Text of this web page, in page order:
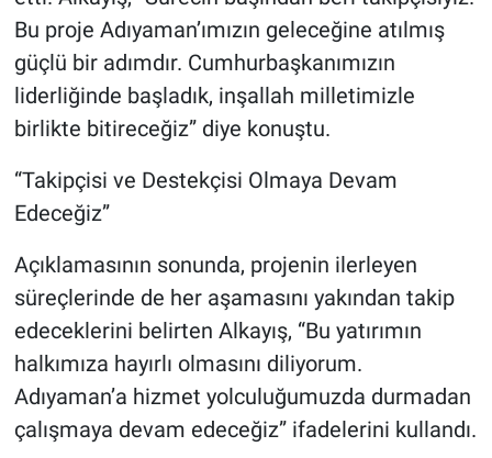
Bu proje Adıyaman’ımızın geleceğine atılmış
güçlü bir adımdır. Cumhurbaşkanımızın
liderliğinde başladık, inşallah milletimizle
birlikte bitireceğiz” diye konuştu.
“Takipçisi ve Destekçisi Olmaya Devam
Edeceğiz”
Açıklamasının sonunda, projenin ilerleyen
süreçlerinde de her aşamasını yakından takip
edeceklerini belirten Alkayış, “Bu yatırımın
halkımıza hayırlı olmasını diliyorum.
Adıyaman’a hizmet yolculuğumuzda durmadan
çalışmaya devam edeceğiz” ifadelerini kullandı.